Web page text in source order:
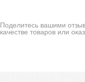
Поделитесь вашими
качестве товаров или